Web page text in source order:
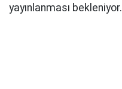
yayınlanması bekleniyor.